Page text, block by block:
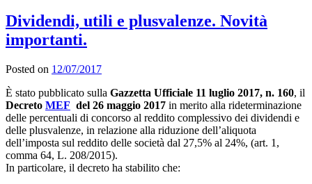
Dividendi, utili e plusvalenze. Novità
importanti.
Posted on 12/07/2017
È stato pubblicato sulla Gazzetta Ufficiale 11 luglio 2017, n. 160, il
Decreto MEF del 26 maggio 2017 in merito alla rideterminazione
delle percentuali di concorso al reddito complessivo dei dividendi e
delle plusvalenze, in relazione alla riduzione dell’aliquota
dell’imposta sul reddito delle società dal 27,5% al 24%, (art. 1,
comma 64, L. 208/2015).
In particolare, il decreto ha stabilito che: